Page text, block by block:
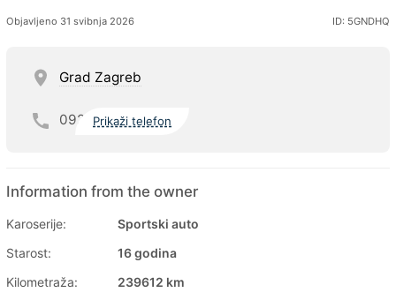
Objavljeno 31 svibnja 2026 ID: 5GNDHQ
Grad Zagreb
092 Prikaži telefon
Information from the owner
Karoserije:
Sportski auto
Starost:
16 godina
Kilometraža:
239612 km